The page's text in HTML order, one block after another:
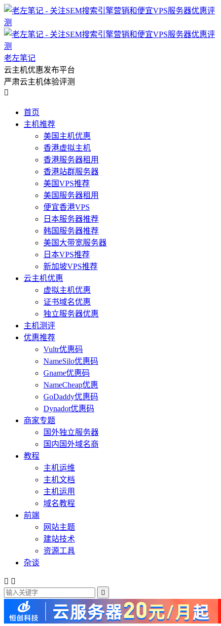
老左笔记
云主机优惠发布平台
严肃云主机体验评测

首页
主机推荐
美国主机优惠
香港虚拟主机
香港服务器租用
香港站群服务器
美国VPS推荐
美国服务器租用
便宜香港VPS
日本服务器推荐
韩国服务器推荐
美国大带宽服务器
日本VPS推荐
新加坡VPS推荐
云主机优惠
虚拟主机优惠
证书域名优惠
独立服务器优惠
主机测评
优惠推荐
Vultr优惠码
NameSilo优惠码
Gname优惠码
NameCheap优惠
GoDaddy优惠码
Dynadot优惠码
商家专题
国外独立服务器
国内国外域名商
教程
主机运维
主机文档
主机运用
域名教程
前端
网站主题
建站技术
资源工具
杂谈
 
